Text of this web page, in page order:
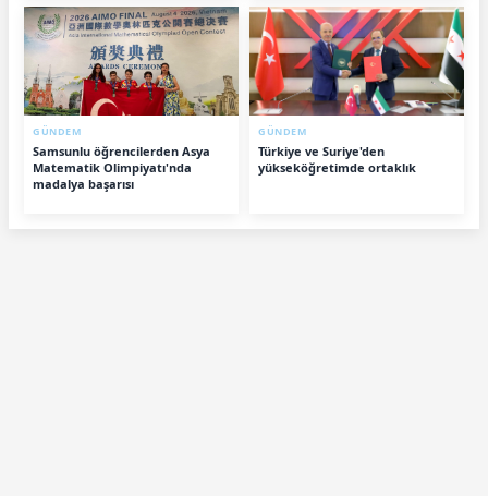
GÜNDEM
Samsunlu öğrencilerden Asya
Matematik Olimpiyatı'nda
madalya başarısı
GÜNDEM
Türkiye ve Suriye'den
yükseköğretimde ortaklık